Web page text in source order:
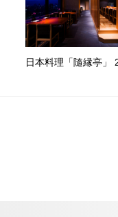
日本料理「隨縁亭」